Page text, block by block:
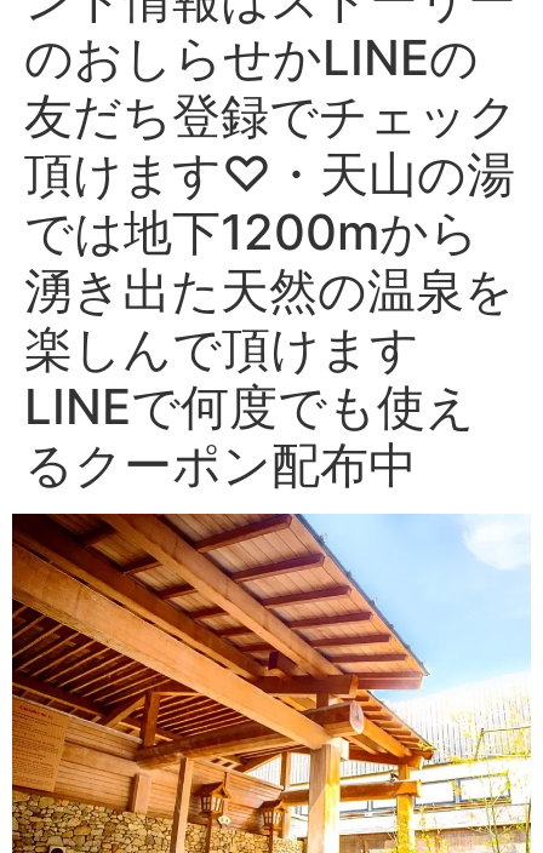
のおしらせかLINEの
友だち登録でチェック
頂けます♡・️天山の湯
では地下1200mから
湧き出た天然の温泉を
楽しんで頂けます️
LINEで何度でも使え
るクーポン配布中